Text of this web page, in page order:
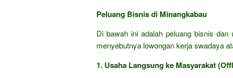
Peluang Bisnis di Minangkabau
Di bawah ini adalah peluang bisnis
menyebutnya lowongan kerja swadaya
1. Usaha Langsung ke Masyarakat